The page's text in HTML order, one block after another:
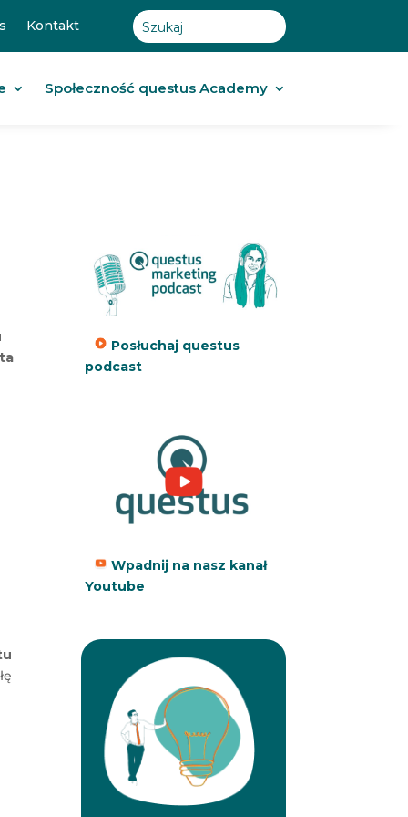
Kontakt
Społeczność questus Academy
Posłuchaj questus
podcast
Wpadnij na nasz kanał
Youtube